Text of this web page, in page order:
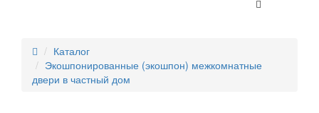
Каталог
Экошпонированные (экошпон) межкомнатные
двери в частный дом